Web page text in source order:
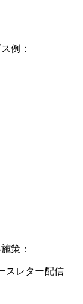
例：
策：
スレター配信